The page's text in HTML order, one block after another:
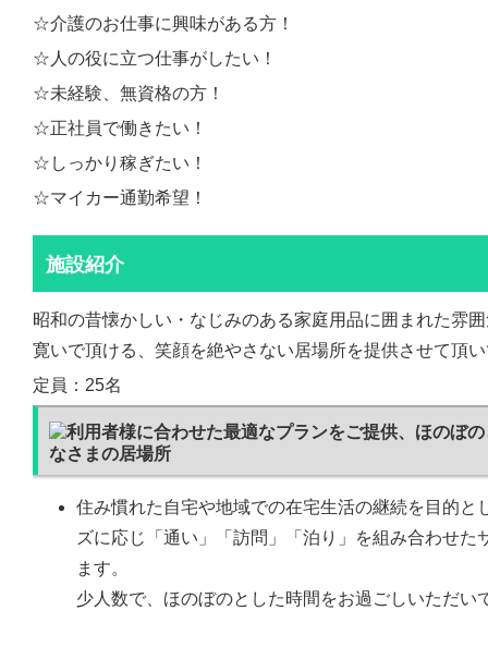
☆介護のお仕事に興味がある方！
☆人の役に立つ仕事がしたい！
☆未経験、無資格の方！
☆正社員で働きたい！
☆しっかり稼ぎたい！
☆マイカー通勤希望！
施設紹介
昭和の昔懐かしい・なじみのある家庭用品に囲まれた雰
寛いで頂ける、笑顔を絶やさない居場所を提供させて頂
定員：25名
住み慣れた自宅や地域での在宅生活の継続を目的と
ズに応じ「通い」「訪問」「泊り」を組み合わせた
ます。
少人数で、ほのぼのとした時間をお過ごしいただい